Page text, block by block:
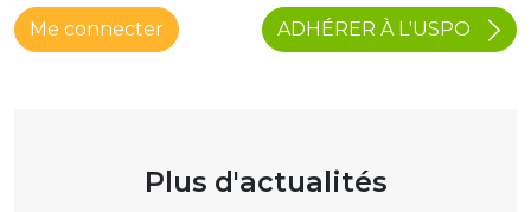
Me connecter ADHÉRER À L'USPO
Plus d'actualités